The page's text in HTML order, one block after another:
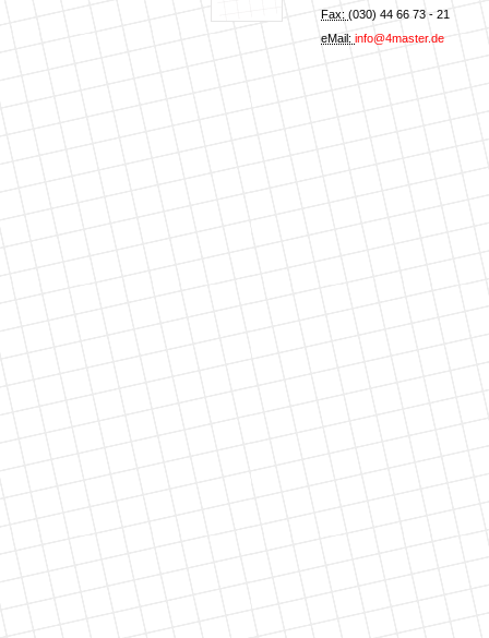
Fax: (030) 44 66 73 - 21
eMail: info@4master.de